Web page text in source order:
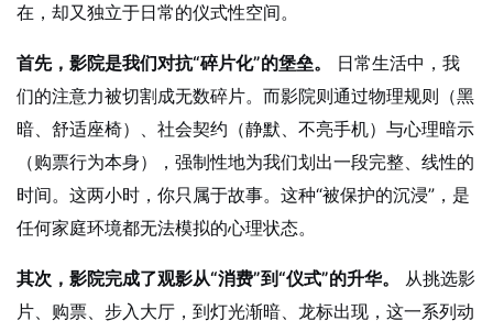
在，却又独立于日常的仪式性空间。
首先，影院是我们对抗“碎片化”的堡垒。
日常生活中，我
们的注意力被切割成无数碎片。而影院则通过物理规则（黑
暗、舒适座椅）、社会契约（静默、不亮手机）与心理暗示
（购票行为本身），强制性地为我们划出一段完整、线性的
时间。这两小时，你只属于故事。这种“被保护的沉浸”，是
任何家庭环境都无法模拟的心理状态。
其次，影院完成了观影从“消费”到“仪式”的升华。
从挑选影
片、购票、步入大厅，到灯光渐暗、龙标出现，这一系列动